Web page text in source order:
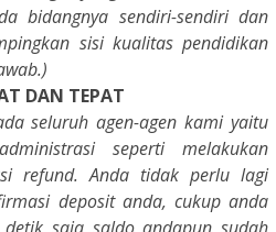
bidangnya sendiri-sendiri dan
sisi kualitas pendidikan
DAN TEPAT
seluruh agen-agen kami yaitu
seperti melakukan
refund. Anda tidak perlu lagi
deposit anda, cukup anda